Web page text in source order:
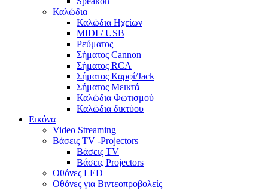
Καλώδια
Καλώδια Ηχείων
MIDI / USB
Ρεύματος
Σήματος Cannon
Σήματος RCA
Σήματος Καρφί/Jack
Σήματος Μεικτά
Καλώδια Φωτισμού
Καλώδια δικτύου
Εικόνα
Video Streaming
Βάσεις TV -Projectors
Βάσεις TV
Βάσεις Projectors
Οθόνες LED
Οθόνες για Βιντεοπροβολείς